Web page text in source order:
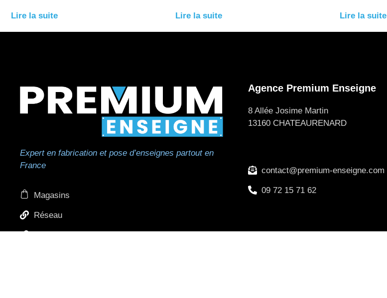
Lire la suite Lire la suite Lire la suite
Expert en fabrication et pose d’enseignes partout en
France
Magasins
Réseau
Agence Premium Enseigne
8 Allée Josime Martin
13160 CHATEAURENARD
contact@premium-enseigne.com
09 72 15 71 62